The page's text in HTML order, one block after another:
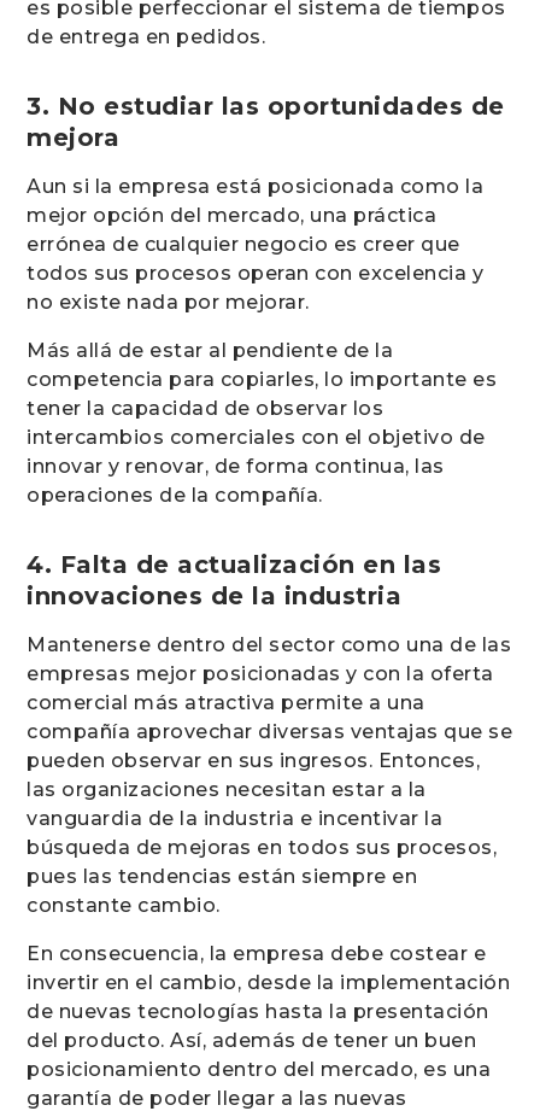
es posible perfeccionar el sistema de tiempos
de entrega en pedidos.
3. No estudiar las oportunidades de
mejora
Aun si la empresa está posicionada como la
mejor opción del mercado, una práctica
errónea de cualquier negocio es creer que
todos sus procesos operan con excelencia y
no existe nada por mejorar.
Más allá de estar al pendiente de la
competencia para copiarles, lo importante es
tener la capacidad de observar los
intercambios comerciales con el objetivo de
innovar y renovar, de forma continua, las
operaciones de la compañía.
4. Falta de actualización en las
innovaciones de la industria
Mantenerse dentro del sector como una de las
empresas mejor posicionadas y con la oferta
comercial más atractiva permite a una
compañía aprovechar diversas ventajas que se
pueden observar en sus ingresos. Entonces,
las organizaciones necesitan estar a la
vanguardia de la industria e incentivar la
búsqueda de mejoras en todos sus procesos,
pues las tendencias están siempre en
constante cambio.
En consecuencia, la empresa debe costear e
invertir en el cambio, desde la implementación
de nuevas tecnologías hasta la presentación
del producto. Así, además de tener un buen
posicionamiento dentro del mercado, es una
garantía de poder llegar a las nuevas